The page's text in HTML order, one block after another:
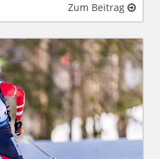
Zum Beitrag